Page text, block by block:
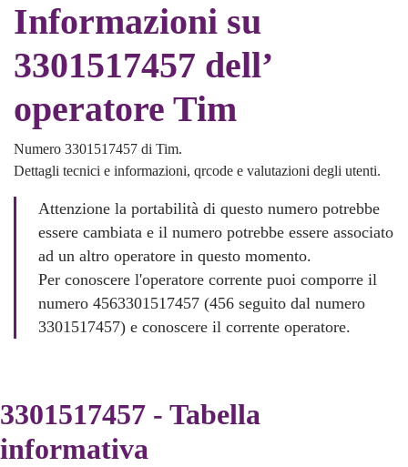
Informazioni su
3301517457 dell’
operatore Tim
Numero 3301517457 di Tim.
Dettagli tecnici e informazioni, qrcode e valutazioni degli utenti.
Attenzione la portabilità di questo numero potrebbe
essere cambiata e il numero potrebbe essere associato
ad un altro operatore in questo momento.
Per conoscere l'operatore corrente puoi comporre il
numero 4563301517457 (456 seguito dal numero
3301517457) e conoscere il corrente operatore.
3301517457 - Tabella
informativa